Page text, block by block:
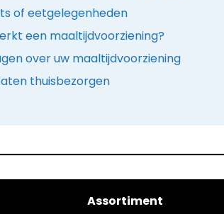
of eetgelegenheden
een maaltijdvoorziening?
over uw maaltijdvoorziening
thuisbezorgen
Assortiment